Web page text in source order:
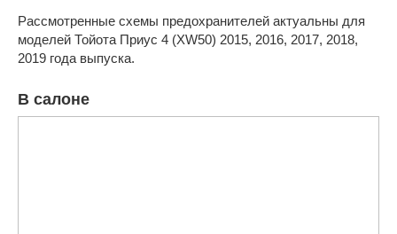
Рассмотренные схемы предохранителей актуальны для
моделей Тойота Приус 4 (XW50) 2015, 2016, 2017, 2018,
2019 года выпуска.
В салоне